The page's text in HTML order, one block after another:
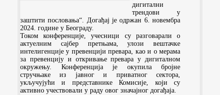
дигитални
трендови у
заштити пословања“. Догађај је одржан 6. новембра
2024. године у Београду.
Током конференције, учесници су разговарали о
актуелним сајбер претњама, улози вештачке
интелигенције у превенцији превара, као и о мерама
за превенцију и откривање превара у дигиталном
окружењу. Конференција је окупила бројне
стручњаке из јавног и приватног сектора,
укључујући и представнике Комисије, који су
активно учествовали у раду овог значајног догађаја.